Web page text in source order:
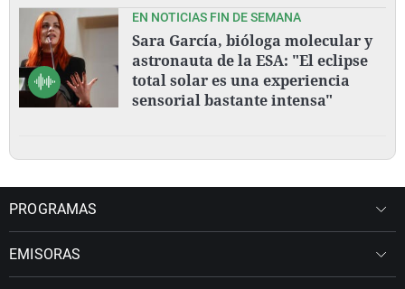
EN NOTICIAS FIN DE SEMANA
Sara García, bióloga molecular y
astronauta de la ESA: "El eclipse
total solar es una experiencia
sensorial bastante intensa"
PROGRAMAS
EMISORAS